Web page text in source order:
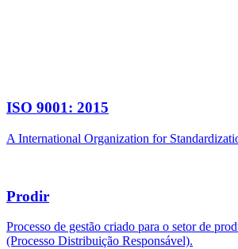
ISO 9001: 2015
A International Organization for
Prodir
Processo de gestão criado para o setor de
(Processo Distribuição Responsável).